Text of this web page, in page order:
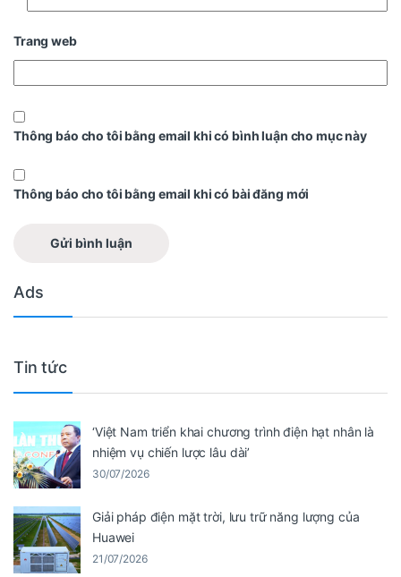
Trang web
Thông báo cho tôi bằng email khi có bình luận cho mục này
Thông báo cho tôi bằng email khi có bài đăng mới
Ads
Tin tức
‘Việt Nam triển khai chương trình điện hạt nhân là
nhiệm vụ chiến lược lâu dài’
30/07/2026
Giải pháp điện mặt trời, lưu trữ năng lượng của
Huawei
21/07/2026